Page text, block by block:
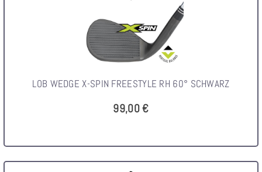
LOB WEDGE X-SPIN FREESTYLE RH 60° SCHWARZ
99,00 €